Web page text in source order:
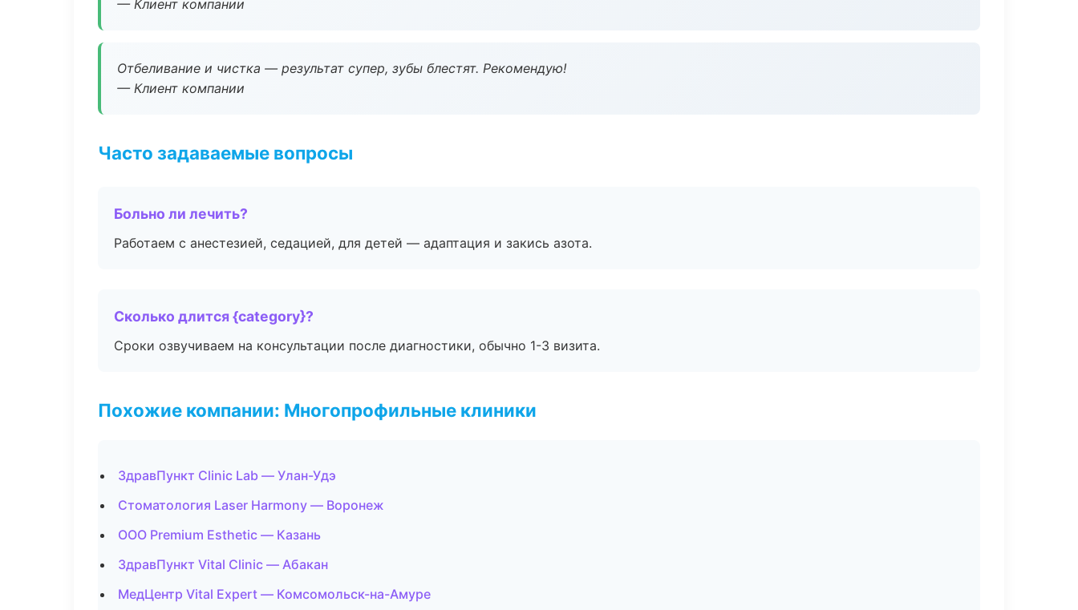
— Клиент компании
Отбеливание и чистка — результат супер, зубы блестят. Рекомендую!
— Клиент компании
Часто задаваемые вопросы
Больно ли лечить?
Работаем с анестезией, седацией, для детей — адаптация и закись азота.
Сколько длится {category}?
Сроки озвучиваем на консультации после диагностики, обычно 1-3 визита.
Похожие компании: Многопрофильные клиники
ЗдравПункт Clinic Lab — Улан-Удэ
Стоматология Laser Harmony — Воронеж
ООО Premium Esthetic — Казань
ЗдравПункт Vital Clinic — Абакан
МедЦентр Vital Expert — Комсомольск-на-Амуре